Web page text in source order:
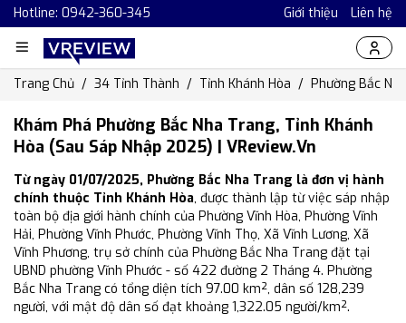
Hotline: 0942-360-345 Giới thiệu Liên hệ
Trang Chủ 34 Tỉnh Thành Tỉnh Khánh Hòa Phường Bắc
Khám Phá Phường Bắc Nha Trang, Tỉnh Khánh
Hòa (Sau Sáp Nhập 2025) | VReview.vn
Từ ngày 01/07/2025, Phường Bắc Nha Trang là đơn vị hành
chính thuộc Tỉnh Khánh Hòa, được thành lập từ việc sáp nhập
toàn bộ địa giới hành chính của Phường Vĩnh Hòa, Phường Vĩnh
Hải, Phường Vĩnh Phước, Phường Vĩnh Thọ, Xã Vĩnh Lương, Xã
Vĩnh Phương, trụ sở chính của Phường Bắc Nha Trang đặt tại
UBND phường Vĩnh Phước - số 422 đường 2 Tháng 4. Phường
Bắc Nha Trang có tổng diện tích 97.00 km², dân số 128,239
người, với mật độ dân số đạt khoảng 1,322.05 người/km².